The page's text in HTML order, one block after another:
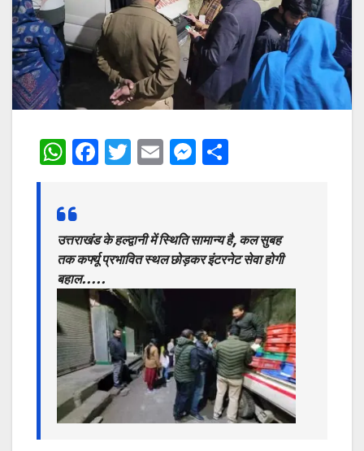
W
at
s
A
p
p
F
e
b
o
o
k
T
er
E
l
M
s
e
n
er
e
उत्तराखंड के हल्द्वानी में स्थिति सामान्य है, कल सुबह
तक कर्फ्यू प्रभावित स्थल छोड़कर इंटरनेट सेवा होगी
बहाल…..